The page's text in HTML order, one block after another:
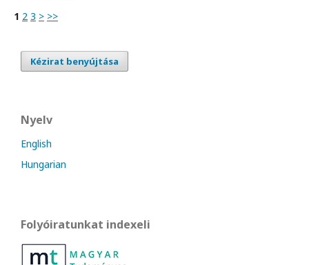
1 2 3 > >>
Kézirat benyújtása
Nyelv
English
Hungarian
Folyóiratunkat indexeli